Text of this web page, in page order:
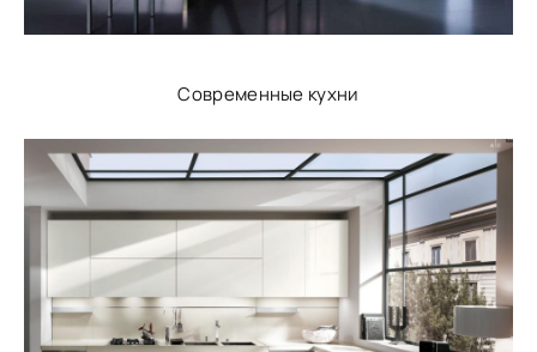
Современные кухни